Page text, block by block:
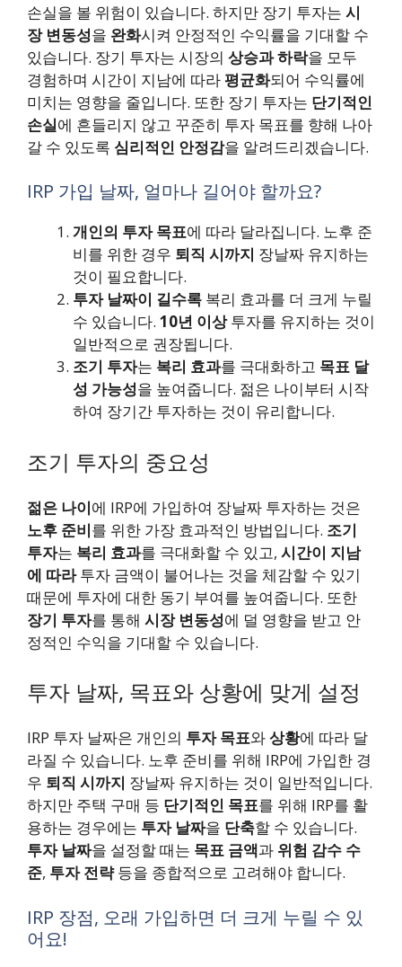
손실을 볼 위험이 있습니다. 하지만 장기 투자는 시
장 변동성을 완화시켜 안정적인 수익률을 기대할 수
있습니다. 장기 투자는 시장의 상승과 하락을 모두
경험하며 시간이 지남에 따라평균화되어 수익률에
미치는 영향을 줄입니다. 또한 장기 투자는 단기적인
손실에 흔들리지 않고 꾸준히 투자 목표를 향해 나아
갈 수 있도록 심리적인 안정감을 알려드리겠습니다.
IRP 가입 날짜, 얼마나 길어야 할까요?
개인의 투자 목표에 따라 달라집니다. 노후 준
비를 위한 경우 퇴직 시까지 장날짜 유지하는
것이 필요합니다.
투자 날짜이 길수록 복리 효과를 더 크게 누릴
수 있습니다. 10년 이상투자를 유지하는 것이
일반적으로 권장됩니다.
조기 투자는 복리 효과를 극대화하고 목표 달
성 가능성을 높여줍니다. 젊은 나이부터 시작
하여 장기간 투자하는 것이 유리합니다.
조기 투자의 중요성
젊은 나이에 IRP에 가입하여 장날짜 투자하는 것은
노후 준비를 위한 가장 효과적인 방법입니다. 조기
투자는 복리 효과를 극대화할 수 있고, 시간이 지남
에 따라투자 금액이 불어나는 것을 체감할 수 있기
때문에 투자에 대한 동기 부여를 높여줍니다. 또한
장기 투자를 통해 시장 변동성에 덜 영향을 받고 안
정적인 수익을 기대할 수 있습니다.
투자 날짜, 목표와 상황에 맞게 설정
IRP 투자 날짜은 개인의 투자 목표와상황에 따라 달
라질 수 있습니다. 노후 준비를 위해 IRP에 가입한 경
우 퇴직 시까지 장날짜 유지하는 것이 일반적입니다.
하지만 주택 구매 등 단기적인 목표를 위해 IRP를 활
용하는 경우에는 투자 날짜을 단축할 수 있습니다.
투자 날짜을 설정할 때는 목표 금액과 위험 감수 수
준, 투자 전략등을 종합적으로 고려해야 합니다.
IRP 장점, 오래 가입하면 더 크게 누릴 수 있
어요!